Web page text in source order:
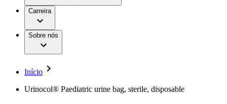
Aesculap Academy
Contentores Estéreis
Patologias e Cuidados
Serviços
Trabalhar na B. Braun
Oportunidades de emprego
A nossa cultura
Centro de Inovação
Responsabilidade
Acesso aos Cuidados de Saúde
Carreira
Sobre nós
Início
Urinocol® Paediatric urine bag, sterile, disposable